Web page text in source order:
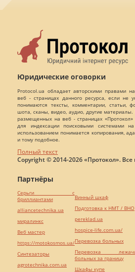
Юридические оговорки
Protocol.ua обладает авторскими правами
веб - страницах данного ресурса, если не
понимаются тексты, комментарии, статьи,
шота, сканы, видео, аудио, другие
размещенных на веб - страницах «Протокол»
для индексации поисковыми системами
использованием понимается копирования,
и тому подобное.
Полный текст
Copyright © 2014-2026 «Протокол».
Партнёры
Серьги с
бриллиантами
alliancetechnika.ua
миралинкс
Веб мастер
https://motokosmos.ua/
Синтезаторы
agrotechnika.com.ua
Винный шкаф
Подготовка к НМТ / ВНО
pereklad.ua
hospice-life.com.ua/
Перевозка больных
Перевозка
больных за границу
Шкафы купе